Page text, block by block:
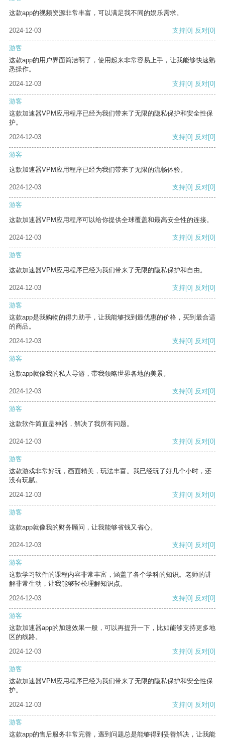
这款app的视频资源非常丰富，可以满足我不同的娱乐需求。
2024-12-03 支持[0] 反对[0]
游客
这款app的用户界面简洁明了，使用起来非常容易上手，让我能够快速熟
悉操作。
2024-12-03
支持[0] 反对[0]
游客
这款加速器VPM应用程序已经为我们带来了无限的隐私保护和安全性保
护。
2024-12-03
支持[0] 反对[0]
游客
这款加速器VPM应用程序已经为我们带来了无限的流畅体验。
2024-12-03 支持[0] 反对[0]
游客
这款加速器VPM应用程序可以给你提供全球覆盖和最高安全性的连接。
2024-12-03 支持[0] 反对[0]
游客
这款加速器VPM应用程序已经为我们带来了无限的隐私保护和自由。
2024-12-03 支持[0] 反对[0]
游客
这款app是我购物的得力助手，让我能够找到最优惠的价格，买到最合适
的商品。
2024-12-03
支持[0] 反对[0]
游客
这款app就像我的私人导游，带我领略世界各地的美景。
2024-12-03 支持[0] 反对[0]
游客
这款软件简直是神器，解决了我所有问题。
2024-12-03 支持[0] 反对[0]
游客
这款游戏非常好玩，画面精美，玩法丰富。我已经玩了好几个小时，还
没有玩腻。
2024-12-03
支持[0] 反对[0]
游客
这款app就像我的财务顾问，让我能够省钱又省心。
2024-12-03 支持[0] 反对[0]
游客
这款学习软件的课程内容非常丰富，涵盖了各个学科的知识。老师的讲
解非常生动，让我能够轻松理解知识点。
2024-12-03
支持[0] 反对[0]
游客
这款加速器app的加速效果一般，可以再提升一下，比如能够支持更多地
区的线路。
2024-12-03
支持[0] 反对[0]
游客
这款加速器VPM应用程序已经为我们带来了无限的隐私保护和安全性保
护。
2024-12-03
支持[0] 反对[0]
游客
这款app的售后服务非常完善，遇到问题总是能够得到妥善解决，让我能